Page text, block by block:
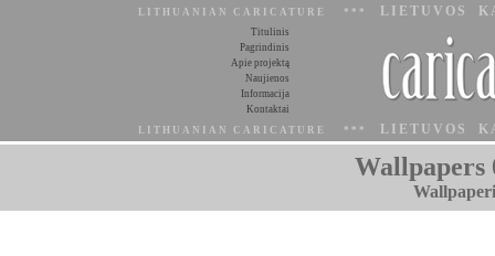
LITHUANIAN CARICATURE *** LIETUVOS
Titulinis
Pagrindinis
Apie projektą
Naujienos
Informacija
Kontaktai
LITHUANIAN CARICATURE ***
LIETUVOS
Wallpapers